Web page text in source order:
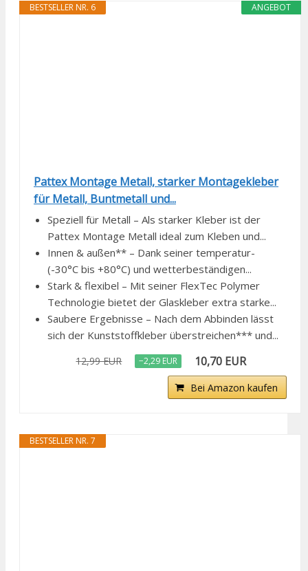
ANGEBOT
BESTSELLER NR. 6
Pattex Montage Metall, starker Montagekleber
für Metall, Buntmetall und...
Speziell für Metall – Als starker Kleber ist der
Pattex Montage Metall ideal zum Kleben und...
Innen & außen** – Dank seiner temperatur-
(-30°C bis +80°C) und wetterbeständigen...
Stark & flexibel – Mit seiner FlexTec Polymer
Technologie bietet der Glaskleber extra starke...
Saubere Ergebnisse – Nach dem Abbinden lässt
sich der Kunststoffkleber überstreichen*** und...
12,99 EUR −2,29 EUR 10,70 EUR
Bei Amazon kaufen
BESTSELLER NR. 7